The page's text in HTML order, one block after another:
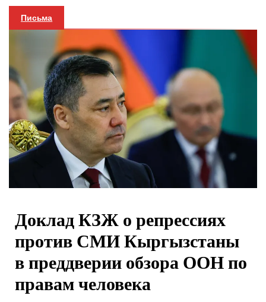
Письма
Доклад КЗЖ о репрессиях
против СМИ Кыргызстаны
в преддверии обзора ООН по
правам человека